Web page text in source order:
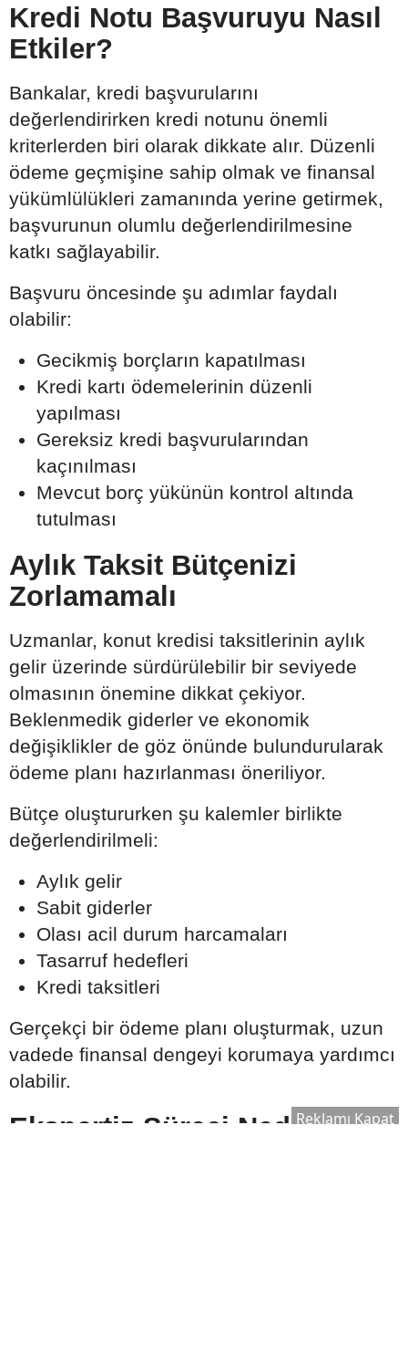
Kredi Notu Başvuruyu Nasıl
Etkiler?
Bankalar, kredi başvurularını
değerlendirirken kredi notunu önemli
kriterlerden biri olarak dikkate alır. Düzenli
ödeme geçmişine sahip olmak ve finansal
yükümlülükleri zamanında yerine getirmek,
başvurunun olumlu değerlendirilmesine
katkı sağlayabilir.
Başvuru öncesinde şu adımlar faydalı
olabilir:
Gecikmiş borçların kapatılması
Kredi kartı ödemelerinin düzenli
yapılması
Gereksiz kredi başvurularından
kaçınılması
Mevcut borç yükünün kontrol altında
tutulması
Aylık Taksit Bütçenizi
Zorlamamalı
Uzmanlar, konut kredisi taksitlerinin aylık
gelir üzerinde sürdürülebilir bir seviyede
olmasının önemine dikkat çekiyor.
Beklenmedik giderler ve ekonomik
değişiklikler de göz önünde bulundurularak
ödeme planı hazırlanması öneriliyor.
Bütçe oluştururken şu kalemler birlikte
değerlendirilmeli:
Aylık gelir
Sabit giderler
Olası acil durum harcamaları
Tasarruf hedefleri
Kredi taksitleri
Gerçekçi bir ödeme planı oluşturmak, uzun
vadede finansal dengeyi korumaya yardımcı
olabilir.
Ekspertiz Süreci NedenReklamı Kapat